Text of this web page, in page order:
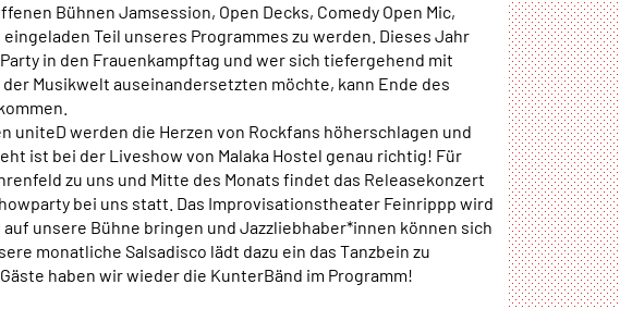
Bühnen Jamsession, Open Decks, Comedy Open Mic,
Teil unseres Programmes zu werden. Dieses Jahr
in den Frauenkampftag und wer sich tiefergehend mit
Musikwelt auseinandersetzten möchte, kann Ende des
uniteD werden die Herzen von Rockfans höherschlagen und
ist bei der Liveshow von Malaka Hostel genau richtig! Für
zu uns und Mitte des Monats findet das Releasekonzert
bei uns statt. Das Improvisationstheater Feinrippp wird
unsere Bühne bringen und Jazzliebhaber*innen können sich
monatliche Salsadisco lädt dazu ein das Tanzbein zu
haben wir wieder die KunterBänd im Programm!